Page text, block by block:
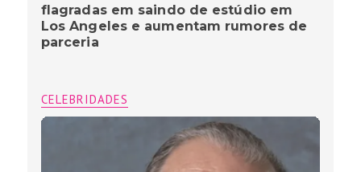
flagradas em saindo de estúdio em
Los Angeles e aumentam rumores de
parceria
CELEBRIDADES